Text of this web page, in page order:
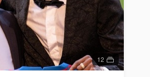
12